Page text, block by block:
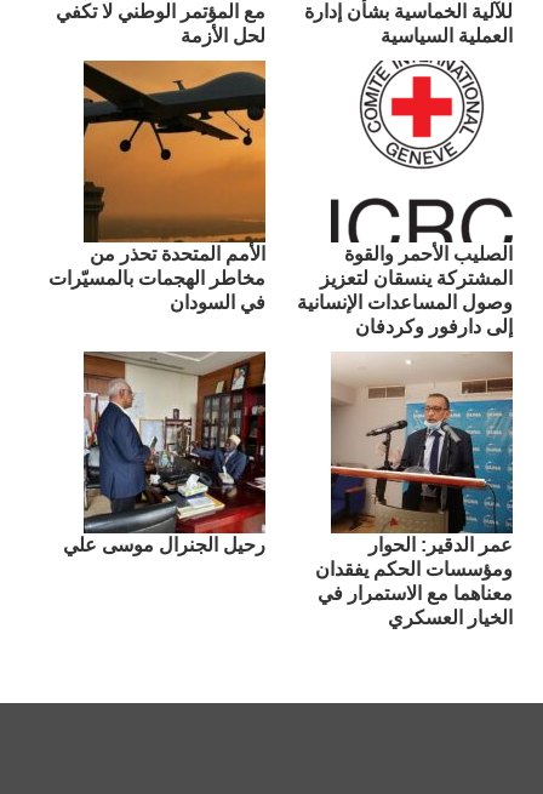
للآلية الخماسية بشأن إدارة
العملية السياسية
مع المؤتمر الوطني لا تكفي
لحل الأزمة
الصليب الأحمر والقوة
المشتركة ينسقان لتعزيز
وصول المساعدات الإنسانية
إلى دارفور وكردفان
الأمم المتحدة تحذر من
مخاطر الهجمات بالمسيّرات
في السودان
عمر الدقير: الحوار
ومؤسسات الحكم يفقدان
معناهما مع الاستمرار في
الخيار العسكري
رحيل الجنرال موسى علي